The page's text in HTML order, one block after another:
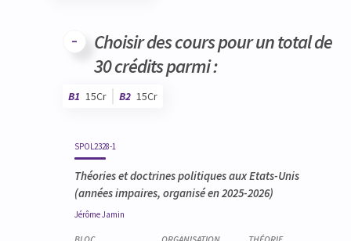
Choisir des cours pour un total de
30 crédits parmi :
B1 15Cr B2 15Cr
SPOL2328-1
Théories et doctrines politiques aux Etats-Unis
(années impaires, organisé en 2025-2026)
JérômeJamin